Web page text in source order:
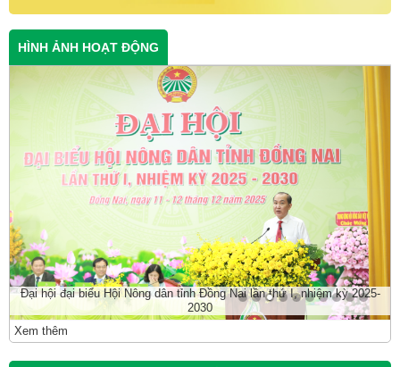
HÌNH ẢNH HOẠT ĐỘNG
Đại hội đại biểu Hội Nông dân tỉnh Đồng Nai lần thứ I, nhiệm kỳ 2025-
2030
Xem thêm